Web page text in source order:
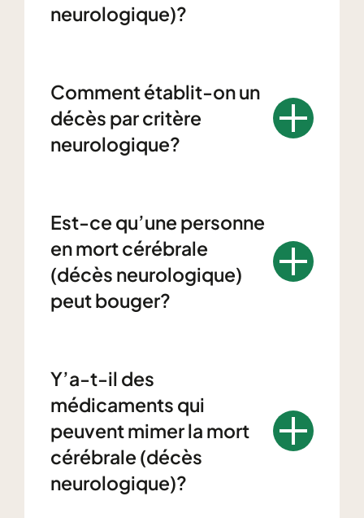
neurologique)?
Comment établit-on un
décès par critère
neurologique?
Est-ce qu’une personne
en mort cérébrale
(décès neurologique)
peut bouger?
Y’a-t-il des
médicaments qui
peuvent mimer la mort
cérébrale (décès
neurologique)?